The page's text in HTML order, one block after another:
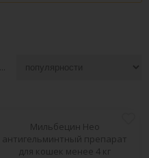
Мильбецин Нео
антигельминтный препарат
для кошек менее 4 кг